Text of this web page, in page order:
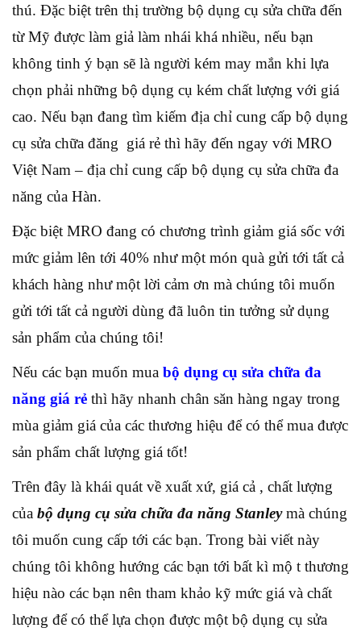
thú. Đặc biệt trên thị trường bộ dụng cụ sửa chữa đến
từ Mỹ được làm giả làm nhái khá nhiều, nếu bạn
không tinh ý bạn sẽ là người kém may mắn khi lựa
chọn phải những bộ dụng cụ kém chất lượng với giá
cao. Nếu bạn đang tìm kiếm địa chỉ cung cấp bộ dụng
cụ sửa chữa đăng giá rẻ thì hãy đến ngay với MRO
Việt Nam – địa chỉ cung cấp bộ dụng cụ sửa chữa đa
năng của Hàn.
Đặc biệt MRO đang có chương trình giảm giá sốc với
mức giảm lên tới 40% như một món quà gửi tới tất cả
khách hàng như một lời cảm ơn mà chúng tôi muốn
gửi tới tất cả người dùng đã luôn tin tưởng sử dụng
sản phẩm của chúng tôi!
Nếu các bạn muốn mua bộ dụng cụ sửa chữa đa
năng giá rẻ thì hãy nhanh chân săn hàng ngay trong
mùa giảm giá của các thương hiệu để có thể mua được
sản phẩm chất lượng giá tốt!
Trên đây là khái quát về xuất xứ, giá cả , chất lượng
của bộ dụng cụ sửa chữa đa năng Stanleymà chúng
tôi muốn cung cấp tới các bạn. Trong bài viết này
chúng tôi không hướng các bạn tới bất kì mộ t thương
hiệu nào các bạn nên tham khảo kỹ mức giá và chất
lượng để có thể lựa chọn được một bộ dụng cụ sửa